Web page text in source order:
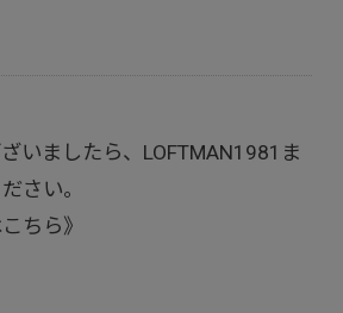
いましたら、LOFTMAN1981ま
さい。
ちら》